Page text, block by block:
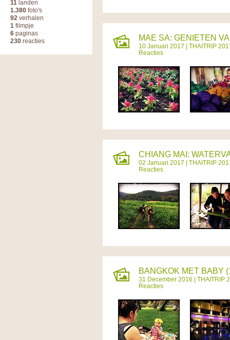
MAE SA: GENIETEN
10 Januari 2017 | THAITRIP
Reacties
CHIANG MAI:
02 Januari 2017 | THAITRIP
Reacties
BANGKOK MET BABY
31 December 2016 | THAITRIP
Reacties
11 landen
1.380 foto's
92 verhalen
1 filmpje
6 paginas
230 reacties